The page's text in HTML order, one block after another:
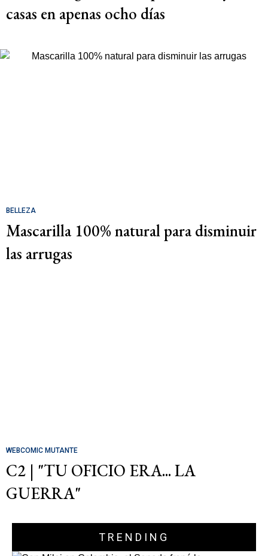
casas en apenas ocho días
BELLEZA
Mascarilla 100% natural para disminuir
las arrugas
WEBCOMIC MUTANTE
C2 | "TU OFICIO ERA... LA
GUERRA"
TRENDING